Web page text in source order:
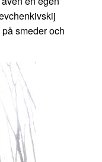
smeder och